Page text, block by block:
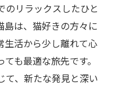
のリラックスしたひと
島は、猫好きの方々に
生活から少し離れて心
も最適な旅先です。
て、新たな発見と深い